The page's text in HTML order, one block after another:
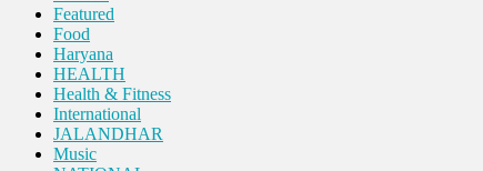
Featured
Food
Haryana
HEALTH
Health & Fitness
International
JALANDHAR
Music